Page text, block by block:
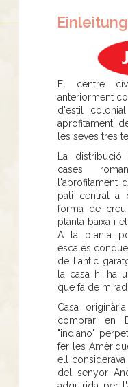
Einleitung
El centre
anteriorment
d'estil
aprofitament
les seves tres
La
cases
l'aprofitament
pati central a
forma de
planta baixa i
A la planta
escales
de l'antic
la casa hi ha
que fa de
Casa
comprar en
"indiano"
fer les
ell
del senyor